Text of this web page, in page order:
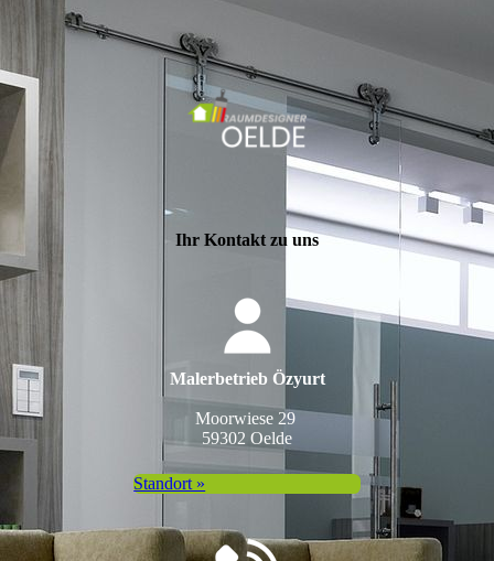
Ihr Kontakt zu uns
Malerbetrieb Özyurt
Moorwiese 29
59302 Oelde
Standort »